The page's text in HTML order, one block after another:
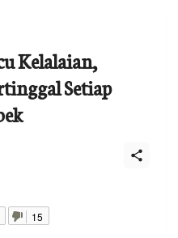
Kelalaian,
Setiap
15